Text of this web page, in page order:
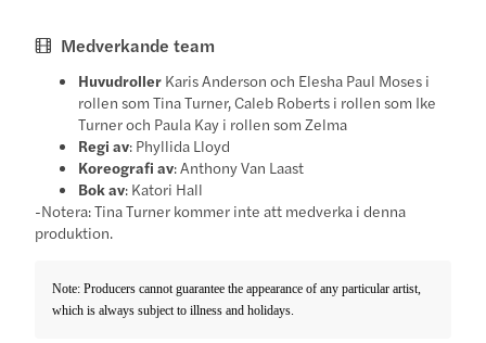
Medverkande team
Huvudroller Karis Anderson och Elesha Paul Moses i
rollen som Tina Turner, Caleb Roberts i rollen som Ike
Turner och Paula Kay i rollen som Zelma
Regi av: Phyllida Lloyd
Koreografi av: Anthony Van Laast
Bok av: Katori Hall
-Notera: Tina Turner kommer inte att medverka i denna
produktion.
Note: Producers cannot guarantee the appearance of any particular artist,
which is always subject to illness and holidays.